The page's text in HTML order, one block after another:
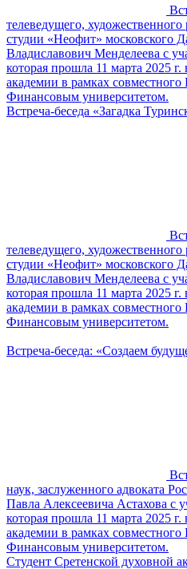
телеведущего,
студии «Неофит» московского
Владиславович Менделеева с
которая прошла 11 марта 2025
академии в рамках совместного
Финансовым университетом.
Встреча-беседа «Загадка
телеведущего,
студии «Неофит» московского
Владиславович Менделеева с
которая прошла 11 марта 2025
академии в рамках совместного
Финансовым университетом.
Встреча-беседа: «Создаем
наук, заслуженного адвоката
Павла Алексеевича Астахова с
которая прошла 11 марта 2025
академии в рамках совместного
Финансовым университетом.
Студент Сретенской духовной